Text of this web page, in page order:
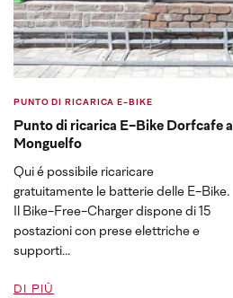
PUNTO DI RICARICA E-BIKE
Punto di ricarica E-Bike Dorfcafe a
Monguelfo
Qui é possibile ricaricare
gratuitamente le batterie delle E-Bike.
Il Bike-Free-Charger dispone di 15
postazioni con prese elettriche e
supporti...
DI PIÙ